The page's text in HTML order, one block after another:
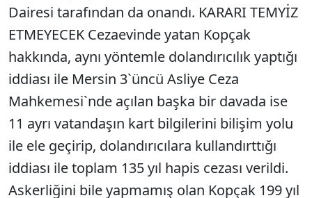
Dairesi tarafından da onandı. KARARI TEMYİZ
ETMEYECEK Cezaevinde yatan Kopçak
hakkında, aynı yöntemle dolandırıcılık yaptığı
iddiası ile Mersin 3`üncü Asliye Ceza
Mahkemesi`nde açılan başka bir davada ise
11 ayrı vatandaşın kart bilgilerini bilişim yolu
ile ele geçirip, dolandırıcılara kullandırttığı
iddiası ile toplam 135 yıl hapis cezası verildi.
Askerliğini bile yapmamış olan Kopçak 199 yıl